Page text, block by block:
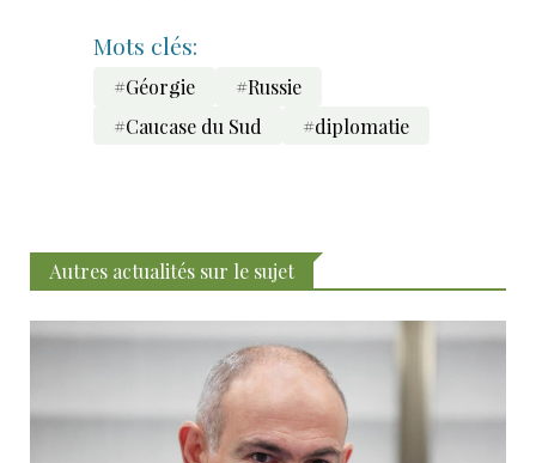
Mots clés:
#Géorgie
#Russie
#Caucase du Sud
#diplomatie
Autres actualités sur le sujet